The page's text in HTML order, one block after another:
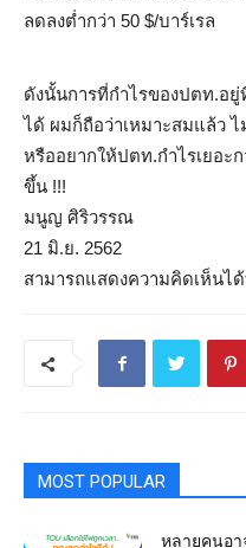
ลดลงต่ำกว่า 50 $/บาร์เรล
ดังนั้นการที่กำไรของปตท.อ
ได้ ผมก็ถือว่าเหมาะสมแล้ว
หรืออยากให้ปตท.กำไรเยอะ
ขึ้น !!!
มนูญ ศิริวรรณ
21 มิ.ย. 2562
สามารถแสดงความคิดเห็นไ
MOST POPULAR
หลายคนอา